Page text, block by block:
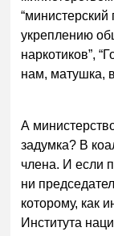
укреплению
наркотиков”,
нам, матушка,
А
задумка? В
члена. И если
ни
которому, как
Института